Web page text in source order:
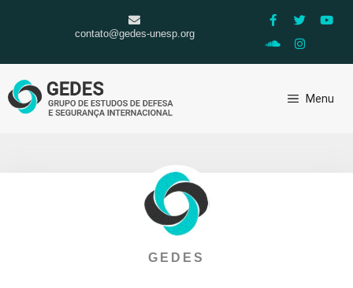
contato@gedes-unesp.org
Menu
GEDES